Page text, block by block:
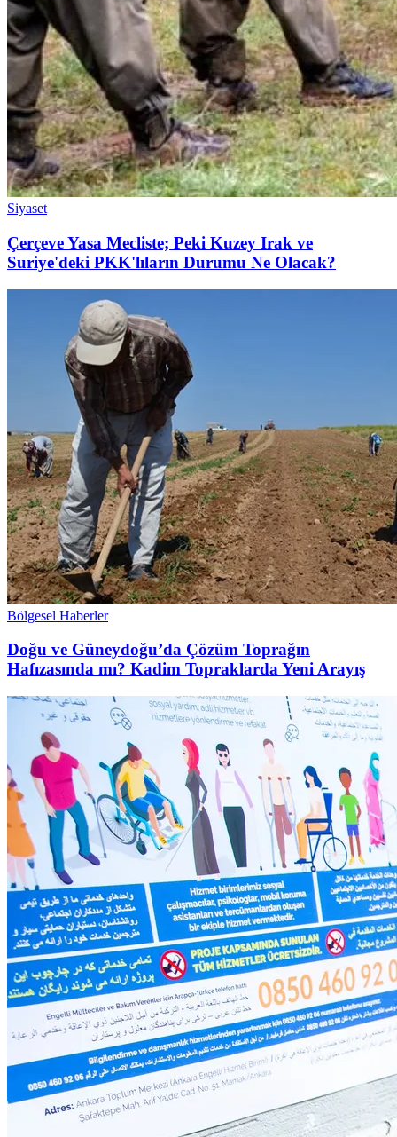
Siyaset
Çerçeve Yasa Mecliste; Peki Kuzey Irak ve
Suriye'deki PKK'lıların Durumu Ne Olacak?
Bölgesel Haberler
Doğu ve Güneydoğu’da Çözüm Toprağın
Hafızasında mı? Kadim Topraklarda Yeni Arayış